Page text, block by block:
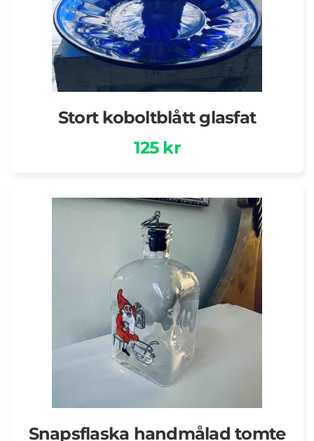
Stort koboltblått glasfat
125 kr
Snapsflaska handmålad tomte